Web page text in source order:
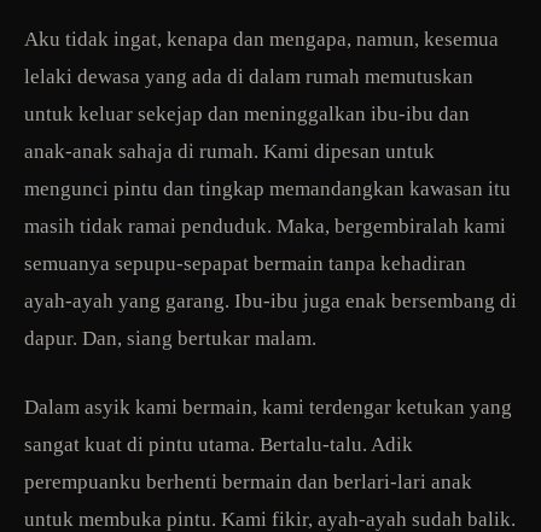
Aku tidak ingat, kenapa dan mengapa, namun, kesemua
lelaki dewasa yang ada di dalam rumah memutuskan
untuk keluar sekejap dan meninggalkan ibu-ibu dan
anak-anak sahaja di rumah. Kami dipesan untuk
mengunci pintu dan tingkap memandangkan kawasan itu
masih tidak ramai penduduk. Maka, bergembiralah kami
semuanya sepupu-sepapat bermain tanpa kehadiran
ayah-ayah yang garang. Ibu-ibu juga enak bersembang di
dapur. Dan, siang bertukar malam.
Dalam asyik kami bermain, kami terdengar ketukan yang
sangat kuat di pintu utama. Bertalu-talu. Adik
perempuanku berhenti bermain dan berlari-lari anak
untuk membuka pintu. Kami fikir, ayah-ayah sudah balik.